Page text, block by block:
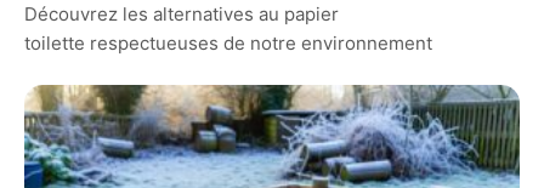
Découvrez les alternatives au papier
toilette respectueuses de notre environnement